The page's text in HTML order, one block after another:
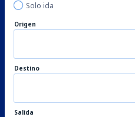
Solo ida
Origen
Destino
Salida